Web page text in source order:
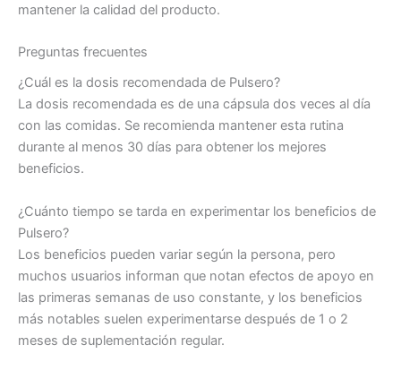
mantener la calidad del producto.
Preguntas frecuentes
¿Cuál es la dosis recomendada de Pulsero?
La dosis recomendada es de una cápsula dos veces al día
con las comidas. Se recomienda mantener esta rutina
durante al menos 30 días para obtener los mejores
beneficios.
¿Cuánto tiempo se tarda en experimentar los beneficios de
Pulsero?
Los beneficios pueden variar según la persona, pero
muchos usuarios informan que notan efectos de apoyo en
las primeras semanas de uso constante, y los beneficios
más notables suelen experimentarse después de 1 o 2
meses de suplementación regular.